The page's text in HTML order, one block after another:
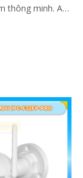
thông minh. AI